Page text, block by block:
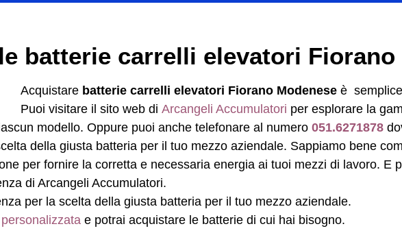
batterie carrelli elevatori Fiorano
Acquistare batterie carrelli elevatori Fiorano Modenese è
Puoi visitare il sito web di Arcangeli Accumulatori per esplorare la
modello. Oppure puoi anche telefonare al numero 051.6271878
della giusta batteria per il tuo mezzo aziendale. Sappiamo bene
per fornire la corretta e necessaria energia ai tuoi mezzi di lavoro. E
di Arcangeli Accumulatori.
per la scelta della giusta batteria per il tuo mezzo aziendale.
e potrai acquistare le batterie di cui hai bisogno.